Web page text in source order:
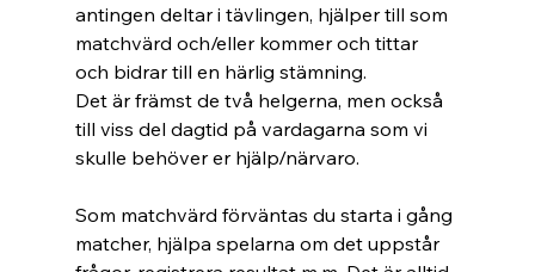
antingen deltar i tävlingen, hjälper till som
matchvärd och/eller kommer och tittar
och bidrar till en härlig stämning.
Det är främst de två helgerna, men också
till viss del dagtid på vardagarna som vi
skulle behöver er hjälp/närvaro.
Som matchvärd förväntas du starta i gång
matcher, hjälpa spelarna om det uppstår